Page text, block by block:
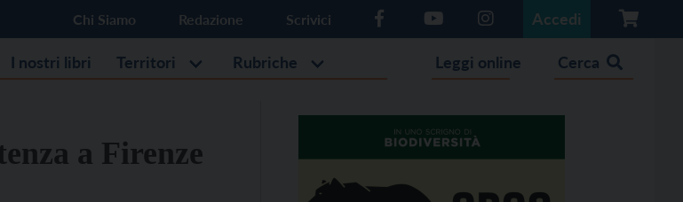
Chi Siamo Redazione Scrivici Accedi
I nostri libri Territori Rubriche Leggi online Cerca
a Firenze